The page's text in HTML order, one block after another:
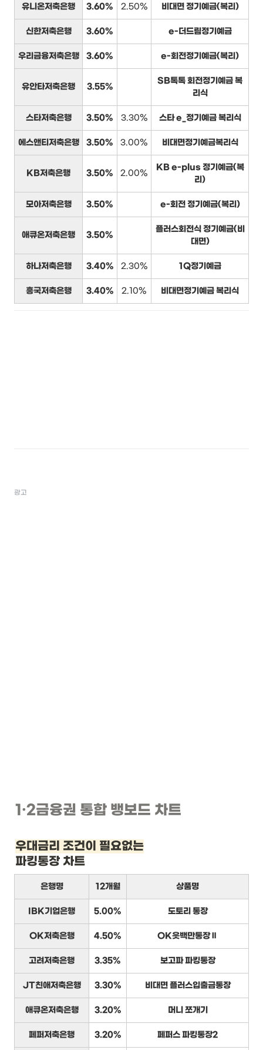
유니온저축은행 3.60% 2.50% 비대면 정기예금(복리)
신한저축은행 3.60% e-더드림정기예금
우리금융저축은행 3.60% e-회전정기예금(복리)
유안타저축은행 3.55%
SB톡톡 회전정기예금 복
리식
스타저축은행 3.50% 3.30% 스타 e_정기예금 복리식
에스앤티저축은행 3.50% 3.00% 비대면정기예금복리식
KB저축은행 3.50% 2.00%
KB e-plus 정기예금(복
리)
모아저축은행 3.50% e-회전 정기예금(복리)
애큐온저축은행 3.50%
플러스회전식 정기예금(비
대면)
하나저축은행 3.40% 2.30% 1Q정기예금
흥국저축은행 3.40% 2.10% 비대면정기예금 복리식
광고
1 ·2금융권 통합 뱅보드 차트
우대금리 조건이 필요없는
파킹통장 차트
은행명 12개월 상품명
IBK기업은행 5.00% 도토리 통장
OK저축은행 4.50% OK읏백만통장Ⅱ
고려저축은행 3.35% 보고파 파킹통장
JT친애저축은행 3.30% 비대면 플러스입출금통장
애큐온저축은행 3.20% 머니 쪼개기
페퍼저축은행 3.20% 페퍼스 파킹통장2